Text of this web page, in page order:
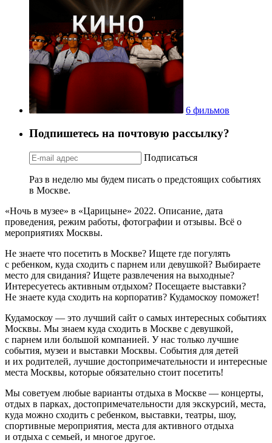
6 фильмов
Подпишетесь на почтовую рассылку?
Подписаться
Раз в неделю мы будем писать о предстоящих событиях
в Москве.
«Ночь в музее» в «Царицыне» 2022. Описание, дата
проведения, режим работы, фотографии и отзывы. Всё о
мероприятиях Москвы.
Не знаете что посетить в Москве? Ищете где погулять
с ребенком, куда сходить с парнем или девушкой? Выбираете
место для свидания? Ищете развлечения на выходные?
Интересуетесь активным отдыхом? Посещаете выставки?
Не знаете куда сходить на корпоратив? Кудамоскоу поможет!
Кудамоскоу — это лучший сайт о самых интересных событиях
Москвы. Мы знаем куда сходить в Москве с девушкой,
с парнем или большой компанией. У нас только лучшие
события, музеи и выставки Москвы. События для детей
и их родителей, лучшие достопримечательности и интересные
места Москвы, которые обязательно стоит посетить!
Мы советуем любые варианты отдыха в Москве — концерты,
отдых в парках, достопримечательности для экскурсий, места,
куда можно сходить с ребенком, выставки, театры, шоу,
спортивные мероприятия, места для активного отдыха
и отдыха с семьей, и многое другое.